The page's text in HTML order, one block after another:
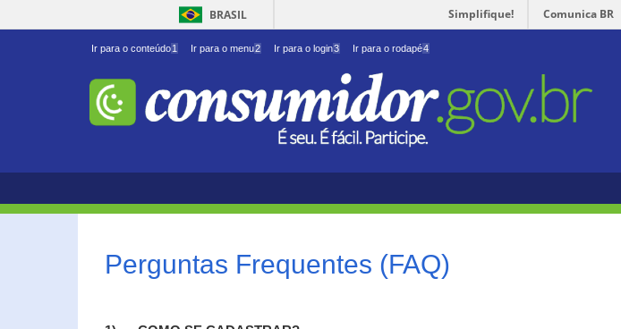
BRASIL Simplifique! Comunica BR
Ir para o conteúdo1 Ir para o menu2 Ir para o login3 Ir para o rodapé4
Perguntas Frequentes (FAQ)